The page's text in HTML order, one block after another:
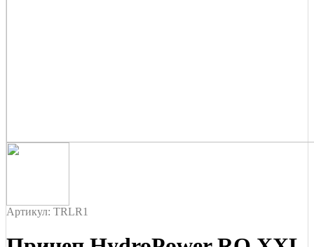
Артикул: TRLR1